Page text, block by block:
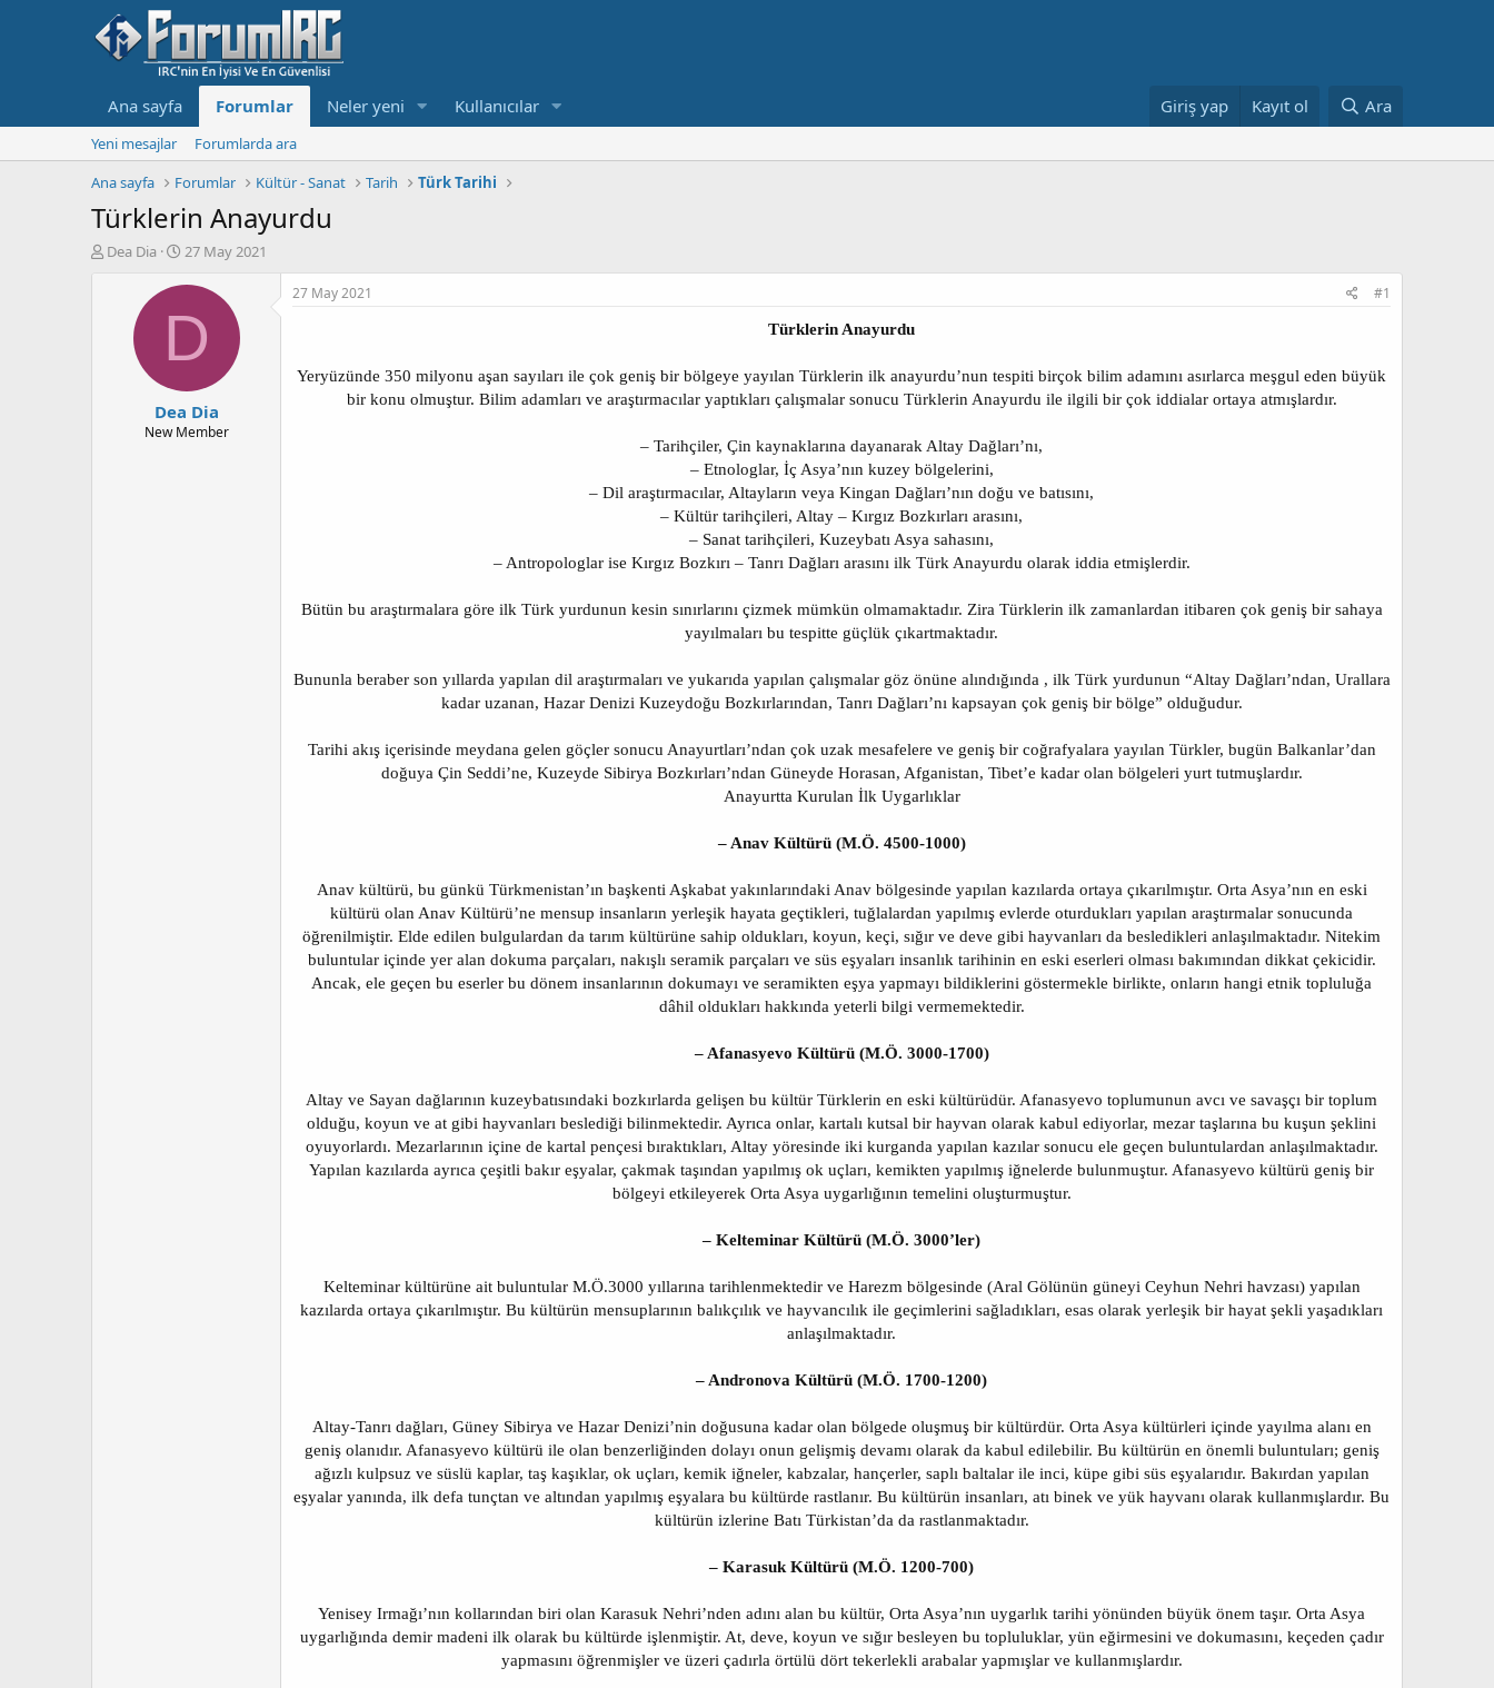
Ana sayfa Forumlar Neler yeni Kullanıcılar Giriş yap Kayıt ol Ara
Yeni mesajlar
Forumlarda ara
Ana sayfa
Forumlar Kültür - Sanat Tarih Türk Tarihi
Türklerin Anayurdu
K
Dea Dia
B
ş
n
ı
ç
t
27 May 2021
D
Dea Dia
New Member
27 May 2021 #1
Türklerin Anayurdu
Yeryüzünde 350 milyonu aşan sayıları ile çok geniş bir bölgeye yayılan Türklerin ilk anayurdu’nun tespiti birçok bilim adamını asırlarca meşgul eden büyük
bir konu olmuştur. Bilim adamları ve araştırmacılar yaptıkları çalışmalar sonucu Türklerin Anayurdu ile ilgili bir çok iddialar ortaya atmışlardır.
– Tarihçiler, Çin kaynaklarına dayanarak Altay Dağları’nı,
– Etnologlar, İç Asya’nın kuzey bölgelerini,
– Dil araştırmacılar, Altayların veya Kingan Dağları’nın doğu ve batısını,
– Kültür tarihçileri, Altay – Kırgız Bozkırları arasını,
– Sanat tarihçileri, Kuzeybatı Asya sahasını,
– Antropologlar ise Kırgız Bozkırı – Tanrı Dağları arasını ilk Türk Anayurdu olarak iddia etmişlerdir.
Bütün bu araştırmalara göre ilk Türk yurdunun kesin sınırlarını çizmek mümkün olmamaktadır. Zira Türklerin ilk zamanlardan itibaren çok geniş bir sahaya
yayılmaları bu tespitte güçlük çıkartmaktadır.
Bununla beraber son yıllarda yapılan dil araştırmaları ve yukarıda yapılan çalışmalar göz önüne alındığında , ilk Türk yurdunun “Altay Dağları’ndan, Urallara
kadar uzanan, Hazar Denizi Kuzeydoğu Bozkırlarından, Tanrı Dağları’nı kapsayan çok geniş bir bölge” olduğudur.
Tarihi akış içerisinde meydana gelen göçler sonucu Anayurtları’ndan çok uzak mesafelere ve geniş bir coğrafyalara yayılan Türkler, bugün Balkanlar’dan
doğuya Çin Seddi’ne, Kuzeyde Sibirya Bozkırları’ndan Güneyde Horasan, Afganistan, Tibet’e kadar olan bölgeleri yurt tutmuşlardır.
Anayurtta Kurulan İlk Uygarlıklar
– Anav Kültürü (M.Ö. 4500-1000)
Anav kültürü, bu günkü Türkmenistan’ın başkenti Aşkabat yakınlarındaki Anav bölgesinde yapılan kazılarda ortaya çıkarılmıştır. Orta Asya’nın en eski
kültürü olan Anav Kültürü’ne mensup insanların yerleşik hayata geçtikleri, tuğlalardan yapılmış evlerde oturdukları yapılan araştırmalar sonucunda
öğrenilmiştir. Elde edilen bulgulardan da tarım kültürüne sahip oldukları, koyun, keçi, sığır ve deve gibi hayvanları da besledikleri anlaşılmaktadır. Nitekim
buluntular içinde yer alan dokuma parçaları, nakışlı seramik parçaları ve süs eşyaları insanlık tarihinin en eski eserleri olması bakımından dikkat çekicidir.
Ancak, ele geçen bu eserler bu dönem insanlarının dokumayı ve seramikten eşya yapmayı bildiklerini göstermekle birlikte, onların hangi etnik topluluğa
dâhil oldukları hakkında yeterli bilgi vermemektedir.
– Afanasyevo Kültürü (M.Ö. 3000-1700)
Altay ve Sayan dağlarının kuzeybatısındaki bozkırlarda gelişen bu kültür Türklerin en eski kültürüdür. Afanasyevo toplumunun avcı ve savaşçı bir toplum
olduğu, koyun ve at gibi hayvanları beslediği bilinmektedir. Ayrıca onlar, kartalı kutsal bir hayvan olarak kabul ediyorlar, mezar taşlarına bu kuşun şeklini
oyuyorlardı. Mezarlarının içine de kartal pençesi bıraktıkları, Altay yöresinde iki kurganda yapılan kazılar sonucu ele geçen buluntulardan anlaşılmaktadır.
Yapılan kazılarda ayrıca çeşitli bakır eşyalar, çakmak taşından yapılmış ok uçları, kemikten yapılmış iğnelerde bulunmuştur. Afanasyevo kültürü geniş bir
bölgeyi etkileyerek Orta Asya uygarlığının temelini oluşturmuştur.
– Kelteminar Kültürü (M.Ö. 3000’ler)
Kelteminar kültürüne ait buluntular M.Ö.3000 yıllarına tarihlenmektedir ve Harezm bölgesinde (Aral Gölünün güneyi Ceyhun Nehri havzası) yapılan
kazılarda ortaya çıkarılmıştır. Bu kültürün mensuplarının balıkçılık ve hayvancılık ile geçimlerini sağladıkları, esas olarak yerleşik bir hayat şekli yaşadıkları
anlaşılmaktadır.
– Andronova Kültürü (M.Ö. 1700-1200)
Altay-Tanrı dağları, Güney Sibirya ve Hazar Denizi’nin doğusuna kadar olan bölgede oluşmuş bir kültürdür. Orta Asya kültürleri içinde yayılma alanı en
geniş olanıdır. Afanasyevo kültürü ile olan benzerliğinden dolayı onun gelişmiş devamı olarak da kabul edilebilir. Bu kültürün en önemli buluntuları; geniş
ağızlı kulpsuz ve süslü kaplar, taş kaşıklar, ok uçları, kemik iğneler, kabzalar, hançerler, saplı baltalar ile inci, küpe gibi süs eşyalarıdır. Bakırdan yapılan
eşyalar yanında, ilk defa tunçtan ve altından yapılmış eşyalara bu kültürde rastlanır. Bu kültürün insanları, atı binek ve yük hayvanı olarak kullanmışlardır. Bu
kültürün izlerine Batı Türkistan’da da rastlanmaktadır.
– Karasuk Kültürü (M.Ö. 1200-700)
Yenisey Irmağı’nın kollarından biri olan Karasuk Nehri’nden adını alan bu kültür, Orta Asya’nın uygarlık tarihi yönünden büyük önem taşır. Orta Asya
uygarlığında demir madeni ilk olarak bu kültürde işlenmiştir. At, deve, koyun ve sığır besleyen bu topluluklar, yün eğirmesini ve dokumasını, keçeden çadır
yapmasını öğrenmişler ve üzeri çadırla örtülü dört tekerlekli arabalar yapmışlar ve kullanmışlardır.